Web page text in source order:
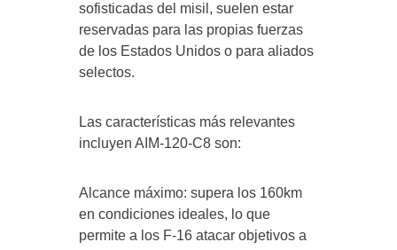
sofisticadas del misil, suelen estar
reservadas para las propias fuerzas
de los Estados Unidos o para aliados
selectos.
Las características más relevantes
incluyen AIM-120-C8 son:
Alcance máximo: supera los 160km
en condiciones ideales, lo que
permite a los F-16 atacar objetivos a